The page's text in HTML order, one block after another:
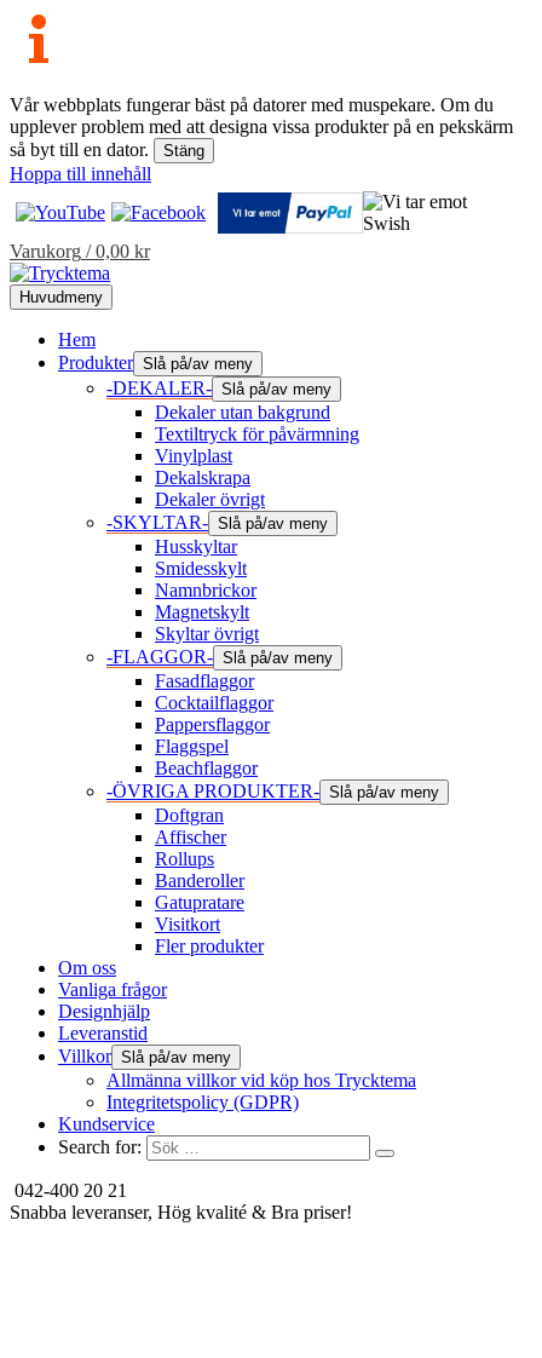
Vår webbplats fungerar bäst på datorer med muspekare. Om du
upplever problem med att designa vissa produkter på en pekskärm
så byt till en dator.
Stäng
Hoppa till innehåll
Varukorg /0,00 kr
Huvudmeny
Hem
Produkter Slå på/av meny
-DEKALER- Slå på/av meny
Dekaler utan bakgrund
Textiltryck för påvärmning
Vinylplast
Dekalskrapa
Dekaler övrigt
-SKYLTAR- Slå på/av meny
Husskyltar
Smidesskylt
Namnbrickor
Magnetskylt
Skyltar övrigt
-FLAGGOR- Slå på/av meny
Fasadflaggor
Cocktailflaggor
Pappersflaggor
Flaggspel
Beachflaggor
-ÖVRIGA PRODUKTER- Slå på/av meny
Doftgran
Affischer
Rollups
Banderoller
Gatupratare
Visitkort
Fler produkter
Om oss
Vanliga frågor
Designhjälp
Leveranstid
Villkor Slå på/av meny
Allmänna villkor vid köp hos Trycktema
Integritetspolicy (GDPR)
Kundservice
Search for:
042-400 20 21
Snabba leveranser, Hög kvalité & Bra priser!